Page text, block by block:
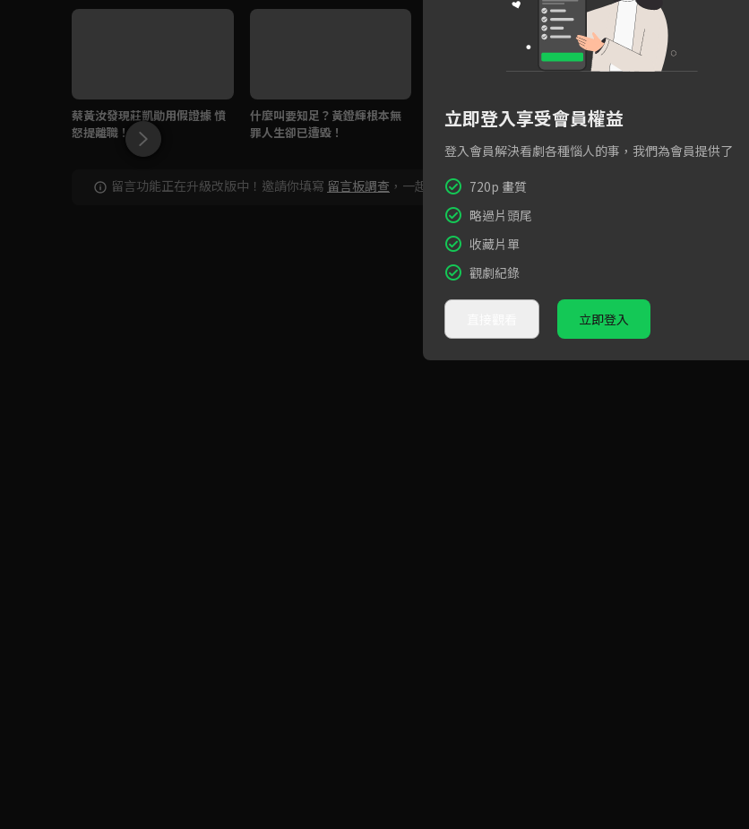
蔡黃汝發現莊凱勛用假證據 憤
怒提離職！
什麼叫要知足？黃鐙輝根本無
罪人生卻已遭毀！
黃鐙輝演講感動眾人同時自己
也得到治癒！
黃鐙輝監獄的噩夢即使回到家
仍如影隨形
留言功能正在升級改版中！邀請你填寫 留言板調查 ，一起共創新版留言功能！
立即登入享受會員權益
登入會員解決看劇各種惱人的事，我們為會員提供了
720p 畫質
略過片頭尾
收藏片單
觀劇紀錄
立即登入